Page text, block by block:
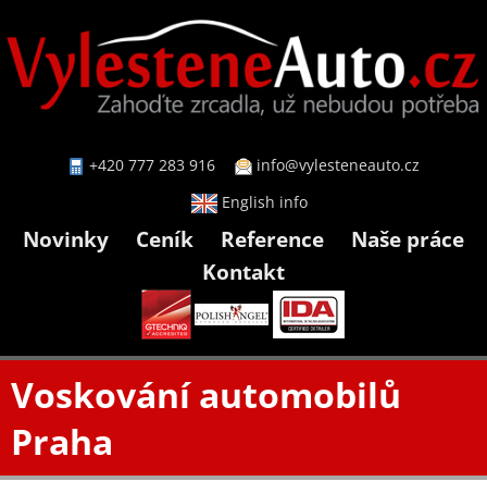
+420 777 283 916
info@vylesteneauto.cz
English info
Novinky Ceník Reference
Naše práce
Kontakt
Voskování automobilů
Praha